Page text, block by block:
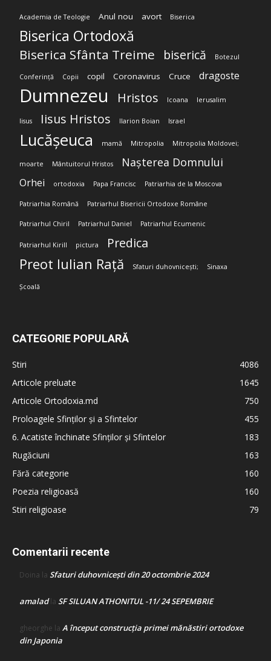
Academia de Teologie Anul nou avort Biserica
Biserica Ortodoxă
Biserica Sfânta Treime biserică Botezul
Conferință Copii copil Coronavirus Cruce dragoste
Dumnezeu Hristos Icoana Ierusalim
Iisus Iisus Hristos Ilarion Boian Israel
Lucășeuca mamă Mitropolia Mitropolia Moldovei;
moarte Mântuitorul Hristos Nașterea Domnului
Orhei ortodoxia Papa Francisc Patriarhia de la Moscova
Patriarhia Română Patriarhul Bisericii Ortodoxe Române
Patriarhul Chiril Patriarhul Daniel Patriarhul Ecumenic
Patriarhul Kirill pictura Predica
Preot Iulian Rață Sfaturi duhovnicești; Sinaxa
Școală
CATEGORIE POPULARĂ
Stiri
4086
Articole preluate
1645
Articole Ortodoxia.md
750
Proloagele Sfinților și a Sfintelor
455
6. Acatiste închinate Sfinților și Sfintelor
183
Rugăciuni
163
Fără categorie
160
Poezia religioasă
160
Stiri religioase
79
Comentarii recente
Doina la Sfaturi duhovnicești din 20 octombrie 2024
amaladla SF SILUAN ATHONITUL -11/ 24 SEPEMBRIE
gheorghe la A început construcţia primei mănăstiri ortodoxe
din Japonia